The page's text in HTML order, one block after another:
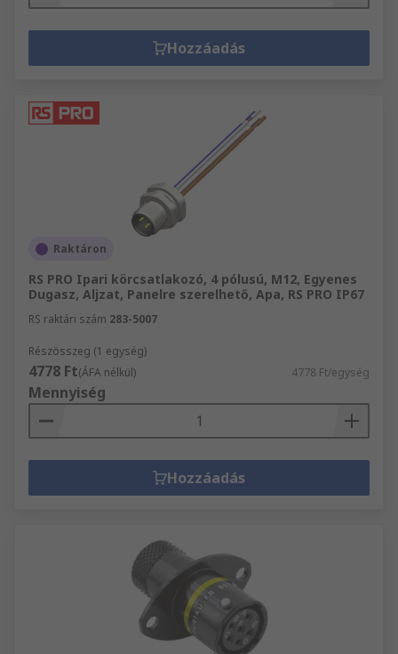
Hozzáadás
Raktáron
RS PRO Ipari körcsatlakozó, 4 pólusú, M12, Egyenes
Dugasz, Aljzat, Panelre szerelhető, Apa, RS PRO IP67
RS raktári szám 283-5007
Részösszeg (1 egység)
4778 Ft(ÁFA nélkül) 4778 Ft/egység
Mennyiség
Hozzáadás